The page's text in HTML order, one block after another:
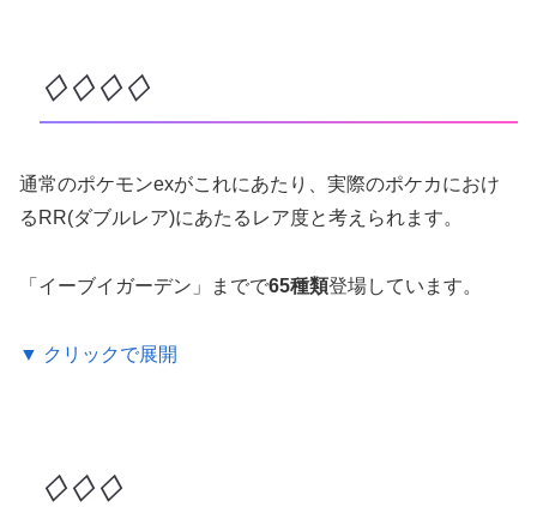
♢♢♢♢
通常のポケモンexがこれにあたり、実際のポケカにおけ
るRR(ダブルレア)にあたるレア度と考えられます。
「イーブイガーデン」までで65種類登場しています。
▼ クリックで展開
♢♢♢